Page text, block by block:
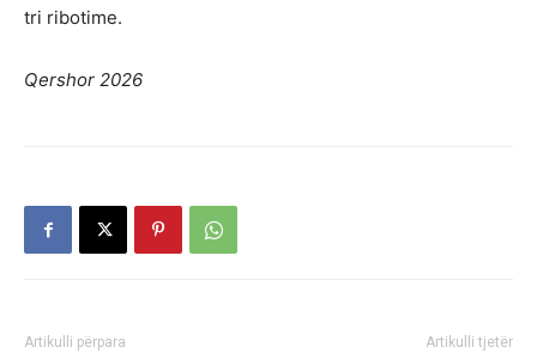
tri ribotime.
Qershor 2026
Artikulli përpara Artikulli tjetër